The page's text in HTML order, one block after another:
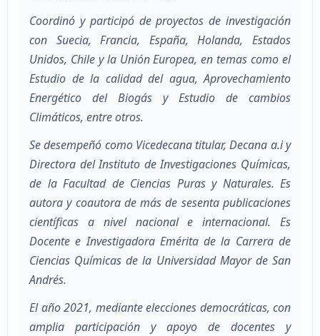
Coordinó y participó de proyectos de investigación
con Suecia, Francia, España, Holanda, Estados
Unidos, Chile y la Unión Europea, en temas como el
Estudio de la calidad del agua, Aprovechamiento
Energético del Biogás y Estudio de cambios
Climáticos, entre otros.
Se desempeñó como Vicedecana titular, Decana a.i y
Directora del Instituto de Investigaciones Químicas,
de la Facultad de Ciencias Puras y Naturales. Es
autora y coautora de más de sesenta publicaciones
científicas a nivel nacional e internacional. Es
Docente e Investigadora Emérita de la Carrera de
Ciencias Químicas de la Universidad Mayor de San
Andrés.
El año 2021, mediante elecciones democráticas, con
amplia participación y apoyo de docentes y